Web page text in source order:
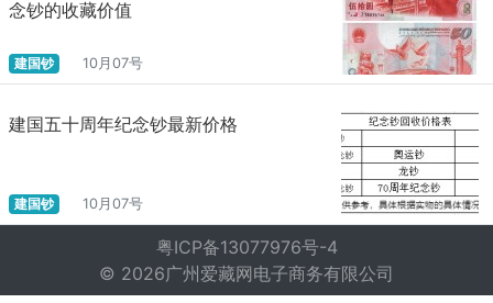
念钞的收藏价值
建国钞 10月07号
建国五十周年纪念钞最新价格
建国钞 10月07号
粤ICP备13077976号-4
© 2026广州爱藏网电子商务有限公司